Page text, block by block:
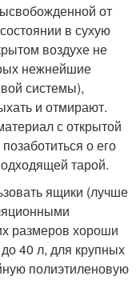
от
в сухую
воздухе не
нежнейшие
системы),
и отмирают.
с открытой
о его
тарой.
ящики (лучше
размеров хороши
40 л, для крупных
полиэтиленовую